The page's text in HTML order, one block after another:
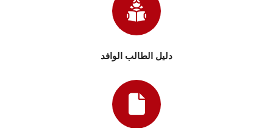
دليل الطالب الوافد